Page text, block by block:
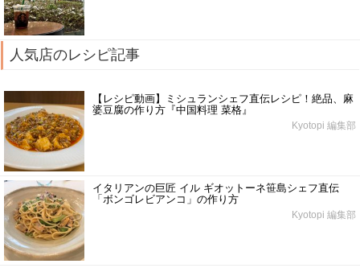
人気店のレシピ記事
【レシピ動画】ミシュランシェフ直伝レシピ！絶品、麻
婆豆腐の作り方『中国料理 菜格』
Kyotopi 編集部
イタリアンの巨匠 イル ギオットーネ笹島シェフ直伝
「ボンゴレビアンコ」の作り方
Kyotopi 編集部